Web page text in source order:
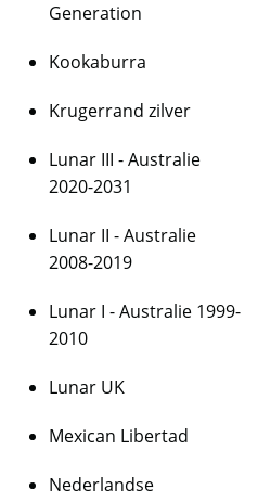
Generation
Kookaburra
Krugerrand zilver
Lunar III - Australie
2020-2031
Lunar II - Australie
2008-2019
Lunar I - Australie 1999-
2010
Lunar UK
Mexican Libertad
Nederlandse